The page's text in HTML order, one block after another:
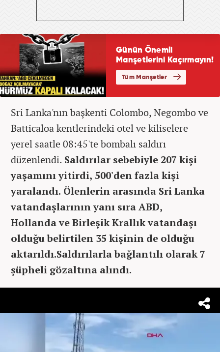
Sri Lanka'nın başkenti Colombo, Negombo ve
Batticaloa kentlerindeki otel ve kiliselere
yerel saatle 08:45'te bombalı saldırı
düzenlendi. Saldırılar sebebiyle 207 kişi
yaşamını yitirdi, 500'den fazla kişi
yaralandı. Ölenlerin arasında Sri Lanka
vatandaşlarının yanı sıra ABD,
Hollanda ve Birleşik Krallık vatandaşı
olduğu belirtilen 35 kişinin de olduğu
aktarıldı.Saldırılarla bağlantılı olarak 7
şüpheli gözaltına alındı.